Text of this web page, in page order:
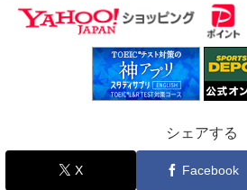
シェアする
X Facebook